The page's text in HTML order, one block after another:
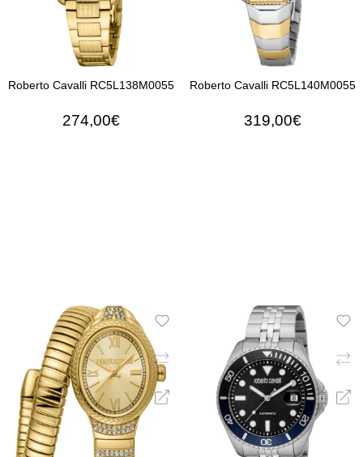
Roberto Cavalli RC5L138M0055
274,00€
Roberto Cavalli RC5L140M0055
319,00€